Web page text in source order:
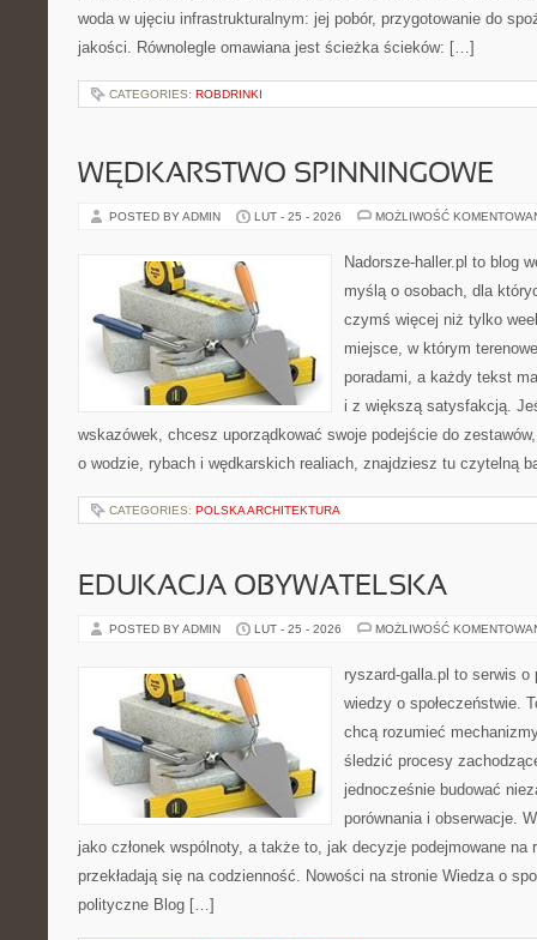
woda w ujęciu infrastrukturalnym: jej pobór, przygotowanie do
jakości. Równolegle omawiana jest ścieżka ścieków: […]
CATEGORIES: ROBDRINKI
WĘDKARSTWO SPINNINGOWE
POSTED BY ADMIN LUT - 25 - 2026 MOŻLIWOŚĆ
Nadorsze-haller.pl to blog
myślą o osobach, dla
czymś więcej niż tylko
miejsce, w którym
poradami, a każdy tekst
i z większą satysfakcją.
wskazówek, chcesz uporządkować swoje podejście do
o wodzie, rybach i wędkarskich realiach, znajdziesz tu czytelną
CATEGORIES: POLSKA ARCHITEKTURA
EDUKACJA OBYWATELSKA
POSTED BY ADMIN LUT - 25 - 2026 MOŻLIWOŚĆ
ryszard-galla.pl to serwis
wiedzy o społeczeństwie.
chcą rozumieć
śledzić procesy
jednocześnie budować
porównania i obserwacje.
jako członek wspólnoty, a także to, jak decyzje podejmowane na
przekładają się na codzienność. Nowości na stronie Wiedza o
polityczne Blog […]